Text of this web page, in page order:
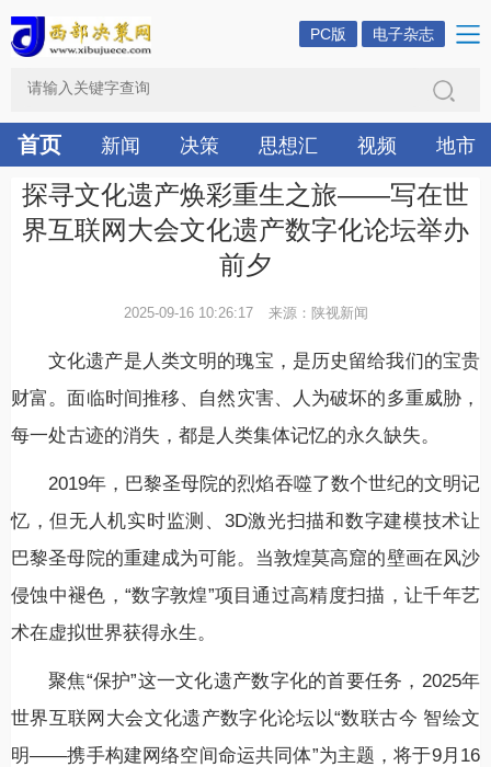
PC版 电子杂志
首页 新闻 决策 思想汇 视频 地市
探寻文化遗产焕彩重生之旅——写在世
界互联网大会文化遗产数字化论坛举办
前夕
2025-09-16 10:26:17 来源：陕视新闻
文化遗产是人类文明的瑰宝，是历史留给我们的宝贵
财富。面临时间推移、自然灾害、人为破坏的多重威胁，
每一处古迹的消失，都是人类集体记忆的永久缺失。
2019年，巴黎圣母院的烈焰吞噬了数个世纪的文明记
忆，但无人机实时监测、3D激光扫描和数字建模技术让
巴黎圣母院的重建成为可能。当敦煌莫高窟的壁画在风沙
侵蚀中褪色，“数字敦煌”项目通过高精度扫描，让千年艺
术在虚拟世界获得永生。
聚焦“保护”这一文化遗产数字化的首要任务，2025年
世界互联网大会文化遗产数字化论坛以“数联古今 智绘文
明——携手构建网络空间命运共同体”为主题，将于9月16